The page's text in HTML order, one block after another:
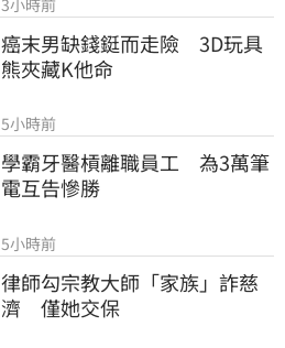
癌末男缺錢鋌而走險　3D玩具
熊夾藏K他命
5小時前
學霸牙醫槓離職員工　為3萬筆
電互告慘勝
5小時前
律師勾宗教大師「家族」詐慈
濟　僅她交保